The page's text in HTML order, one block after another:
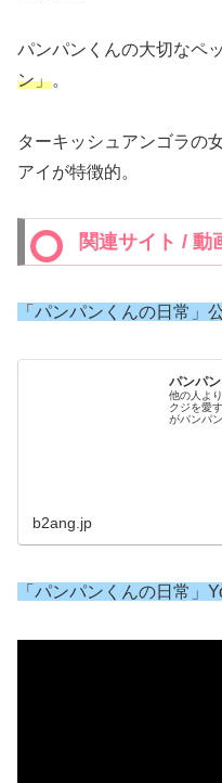
パンパンくんの大切なペ
ン」。
ターキッシュアンゴラの
アイが特徴的。
関連サイト / 動
「パンパンくんの日常」
パンパ
他の人よ
クジを愛
がパンパ
「パンパンくんの日常」